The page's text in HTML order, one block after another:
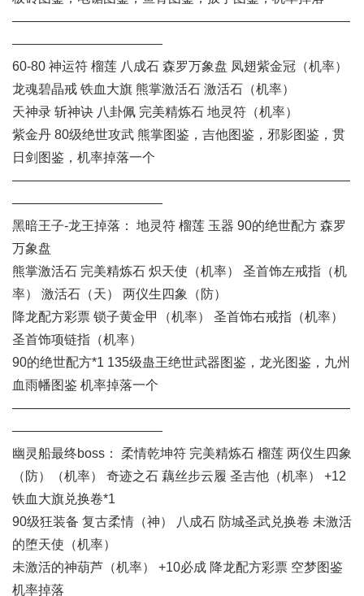
——————————————————————————
———————————–
60-80 神运符 榴莲 八成石 森罗万象盘 凤翅紫金冠（机率）
龙魂碧晶戒 铁血大旗 熊掌激活石 激活石（机率）
天神录 斩神诀 八卦佩 完美精炼石 地灵符（机率）
紫金丹 80级绝世攻武 熊掌图鉴，吉他图鉴，邪影图鉴，贯
日剑图鉴，机率掉落一个
——————————————————————————
———————————–
黑暗王子-龙王掉落： 地灵符 榴莲 玉器 90的绝世配方 森罗
万象盘
熊掌激活石 完美精炼石 炽天使（机率） 圣首饰左戒指（机
率） 激活石（天） 两仪生四象（防）
降龙配方彩票 锁子黄金甲（机率） 圣首饰右戒指（机率）
圣首饰项链指（机率）
90的绝世配方*1 135级蛊王绝世武器图鉴，龙光图鉴，九州
血雨幡图鉴 机率掉落一个
——————————————————————————
———————————–
幽灵船最终boss： 柔情乾坤符 完美精炼石 榴莲 两仪生四象
（防）（机率） 奇迹之石 藕丝步云履 圣吉他（机率） +12
铁血大旗兑换卷*1
90级狂装备 复古柔情（神） 八成石 防城圣武兑换卷 未激活
的堕天使（机率）
未激活的神葫芦（机率） +10必成 降龙配方彩票 空梦图鉴
机率掉落